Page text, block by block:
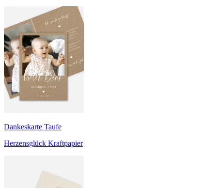
Dankeskarte Taufe
Herzensglück Kraftpapier